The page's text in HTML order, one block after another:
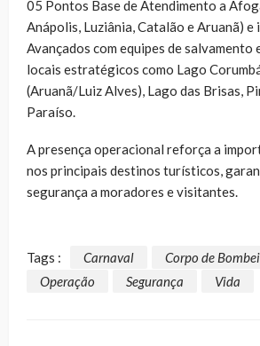
05 Pontos Base de Atendimento a
Anápolis, Luziânia, Catalão e Aruanã)
Avançados com equipes de salvamento
locais estratégicos como Lago
(Aruanã/Luiz Alves), Lago das Brisas,
Paraíso.
A presença operacional reforça a
nos principais destinos turísticos,
segurança a moradores e visitantes.
Tags : Carnaval Corpo de
Operação
Segurança Vida